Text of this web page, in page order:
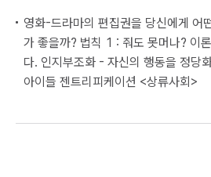
영화-드라마의 편집권을 당신에게 어
가 좋을까? 법칙 1 : 줘도 못머나? 이
다. 인지부조화 - 자신의 행동을 정당
아이들 젠트리피케이션 <상류사회>                                                                                       